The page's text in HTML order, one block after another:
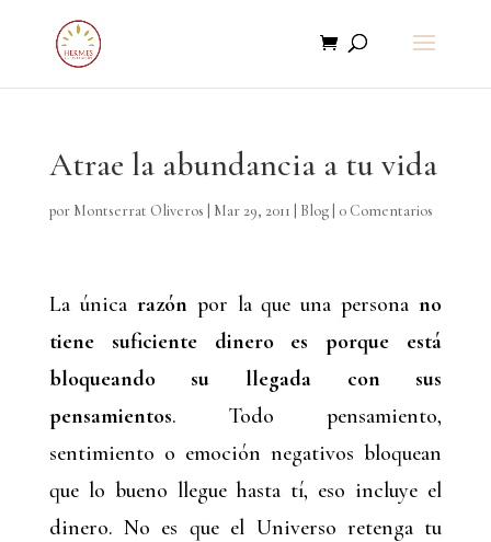
Atrae la abundancia a tu vida
por Montserrat Oliveros Mar 29, 2011 Blog| 0 Comentarios
La única razón por la que una personano
tiene suficiente dinero es porque está
bloqueando su llegada con sus
pensamientos. Todo pensamiento,
sentimiento o emoción negativos bloquean
que lo bueno llegue hasta tí, eso incluye el
dinero. No es que el Universo retenga tu